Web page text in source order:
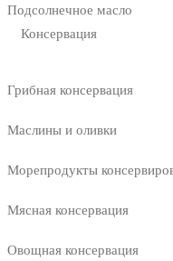
Подсолнечное масло
Консервация
Грибная консервация
Маслины и оливки
Морепродукты
Мясная консервация
Овощная консервация